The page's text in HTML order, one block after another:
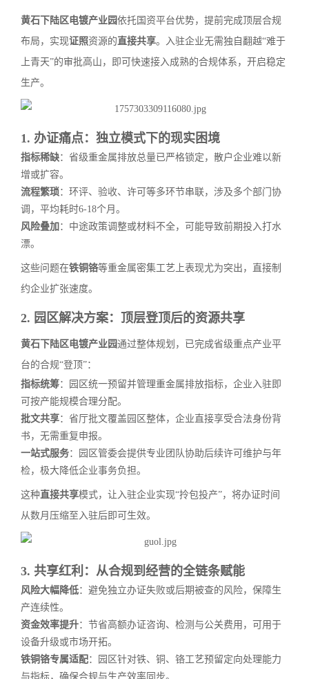
黄石下陆区电镀产业园依托国资平台优势，提前完成顶层合规
布局，实现证照资源的直接共享。入驻企业无需独自翻越“难于
上青天”的审批高山，即可快速接入成熟的合规体系，开启稳定
生产。
1. 办证痛点：独立模式下的现实困境
指标稀缺：省级重金属排放总量已严格锁定，散户企业难以新
增或扩容。
流程繁琐 ：环评、验收、许可等多环节串联，涉及多个部门协
调，平均耗时6-18个月。
风险叠加 ：中途政策调整或材料不全，可能导致前期投入打水
漂。
这些问题在铁铜铬等重金属密集工艺上表现尤为突出，直接制
约企业扩张速度。
2. 园区解决方案：顶层登顶后的资源共享
黄石下陆区电镀产业园通过整体规划，已完成省级重点产业平
台的合规“登顶”：
指标统筹：园区统一预留并管理重金属排放指标，企业入驻即
可按产能规模合理分配。
批文共享：省厅批文覆盖园区整体，企业直接享受合法身份背
书，无需重复申报。
一站式服务：园区管委会提供专业团队协助后续许可维护与年
检，极大降低企业事务负担。
这种直接共享模式，让入驻企业实现“拎包投产”，将办证时间
从数月压缩至入驻后即可生效。
3. 共享红利：从合规到经营的全链条赋能
风险大幅降低：避免独立办证失败或后期被查的风险，保障生
产连续性。
资金效率提升：节省高额办证咨询、检测与公关费用，可用于
设备升级或市场开拓。
铁铜铬专属适配：园区针对铁、铜、铬工艺预留定向处理能力
与指标，确保合规与生产效率同步。